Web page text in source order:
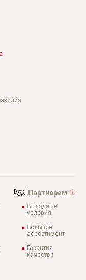
Партнерам
Выгодные
условия
Большой
ассортимент
Гарантия
качества